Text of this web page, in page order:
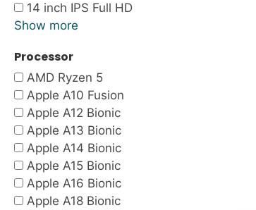
14 inch IPS Full HD
Show more
Processor
AMD Ryzen 5
Apple A10 Fusion
Apple A12 Bionic
Apple A13 Bionic
Apple A14 Bionic
Apple A15 Bionic
Apple A16 Bionic
Apple A18 Bionic